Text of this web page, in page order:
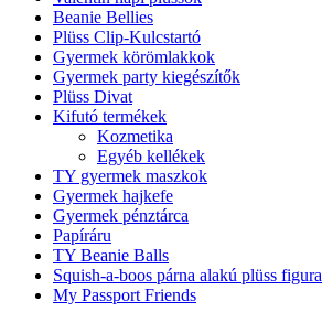
Beanie Bellies
Plüss Clip-Kulcstartó
Gyermek körömlakkok
Gyermek party kiegészítők
Plüss Divat
Kifutó termékek
Kozmetika
Egyéb kellékek
TY gyermek maszkok
Gyermek hajkefe
Gyermek pénztárca
Papíráru
TY Beanie Balls
Squish-a-boos párna alakú plüss figura
My Passport Friends